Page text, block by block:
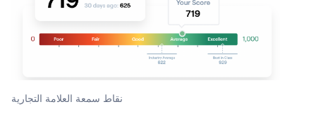
نقاط سمعة العلامة التجارية